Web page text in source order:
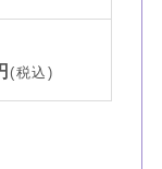
(税込)